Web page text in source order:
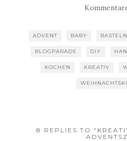
ADVENT BABY BASTELN
BLOGPARADE DIY
KOCHEN KREATIV
8 REPLIES TO